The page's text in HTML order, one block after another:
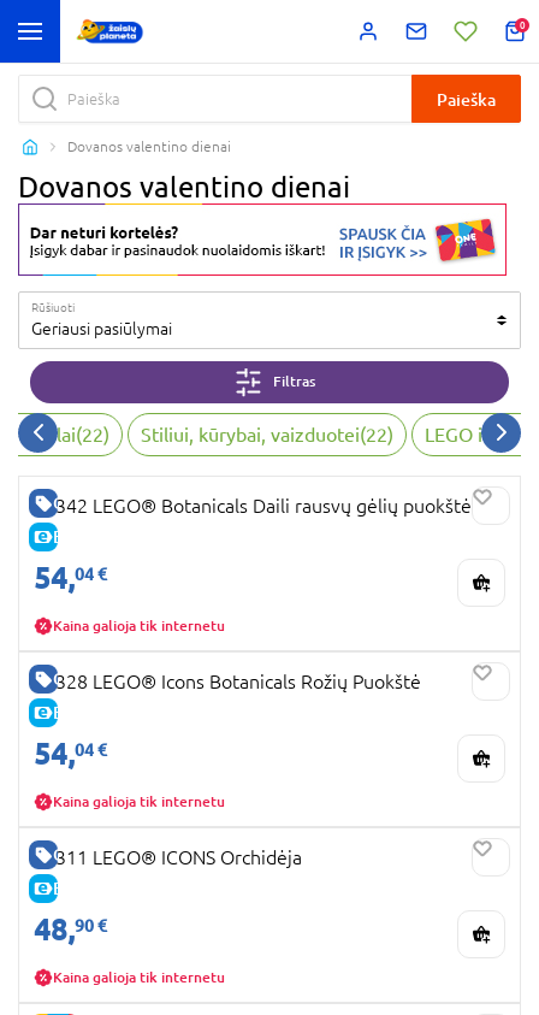
0
Paieška
Dovanos valentino dienai
Dovanos valentino dienai
Rūšiuoti
Geriausi pasiūlymai
Filtras
žaislai(22) Stiliui, kūrybai, vaizduotei(22) LEGO ir
GERA KAINA
E-KAINA
10342 LEGO® Botanicals Daili rausvų gėlių puokštė
54,04 €
Kaina galioja tik internetu
GERA KAINA
E-KAINA
10328 LEGO® Icons Botanicals Rožių Puokštė
54,04 €
Kaina galioja tik internetu
GERA KAINA
E-KAINA
10311 LEGO® ICONS Orchidėja
48,90 €
Kaina galioja tik internetu